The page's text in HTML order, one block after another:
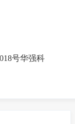
号华强科